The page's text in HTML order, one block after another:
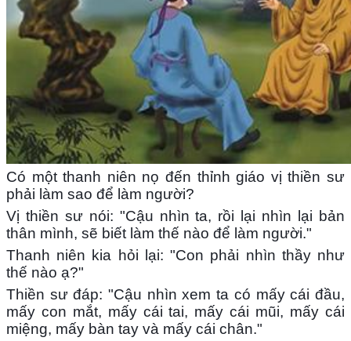
Có một thanh niên nọ đến thỉnh giáo vị thiền sư
phải làm sao để làm người?
Vị thiền sư nói: "Cậu nhìn ta, rồi lại nhìn lại bản
thân mình, sẽ biết làm thế nào để làm người."
Thanh niên kia hỏi lại: "Con phải nhìn thầy như
thế nào ạ?"
Thiền sư đáp: "Cậu nhìn xem ta có mấy cái đầu,
mấy con mắt, mấy cái tai, mấy cái mũi, mấy cái
miệng, mấy bàn tay và mấy cái chân."